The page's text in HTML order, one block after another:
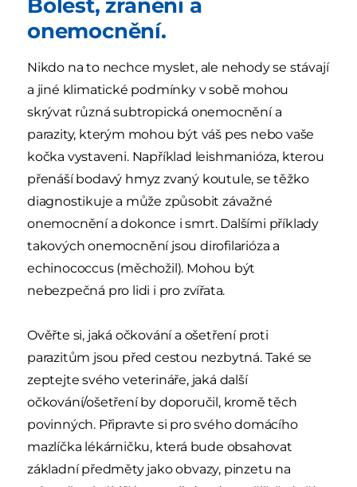
Bolest, zranění a
onemocnění.
Nikdo na to nechce myslet, ale nehody se stávají
a jiné klimatické podmínky v sobě mohou
skrývat různá subtropická onemocnění a
parazity, kterým mohou být váš pes nebo vaše
kočka vystaveni. Například leishmanióza, kterou
přenáší bodavý hmyz zvaný koutule, se těžko
diagnostikuje a může způsobit závažné
onemocnění a dokonce i smrt. Dalšími příklady
takových onemocnění jsou dirofilarióza a
echinococcus (měchožil). Mohou být
nebezpečná pro lidi i pro zvířata.
Ověřte si, jaká očkování a ošetření proti
parazitům jsou před cestou nezbytná. Také se
zeptejte svého veterináře, jaká další
očkování/ošetření by doporučil, kromě těch
povinných. Připravte si pro svého domácího
mazlíčka lékárničku, která bude obsahovat
základní předměty jako obvazy, pinzetu na